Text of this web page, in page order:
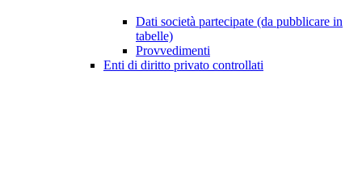
Dati società partecipate (da pubblicare in
tabelle)
Provvedimenti
Enti di diritto privato controllati